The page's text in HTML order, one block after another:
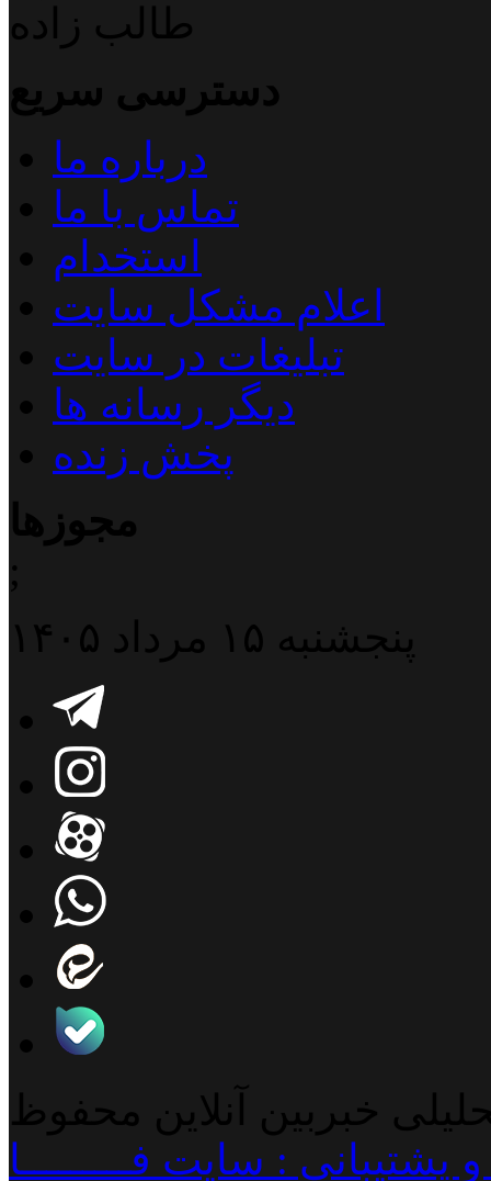
طالب زاده
دسترسی سریع
درباره ما
تماس با ما
استخدام
اعلام مشکل سایت
تبلیغات در سایت
دیگر رسانه ها
پخش زنده
مجوزها
;
پنجشنبه ۱۵ مرداد ۱۴۰۵
خبربین آنلاین محفوظ
: سایت فـــــــــا